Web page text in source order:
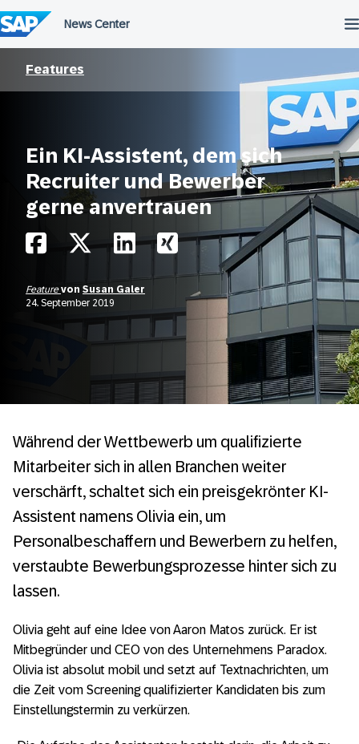
Features
Ein KI-Assistent, dem sich
Recruiter und Bewerber
gerne anvertrauen
Featurevon Susan Galer
24. September 2019
Während der Wettbewerb um qualifizierte
Mitarbeiter sich in allen Branchen weiter
verschärft, schaltet sich ein preisgekrönter KI-
Assistent namens Olivia ein, um
Personalbeschaffern und Bewerbern zu helfen,
verstaubte Bewerbungsprozesse hinter sich zu
lassen.
Olivia geht auf eine Idee von Aaron Matos zurück. Er ist
Mitbegründer und CEO von des Unternehmens Paradox.
Olivia ist absolut mobil und setzt auf Textnachrichten, um
die Zeit vom Screening qualifizierter Kandidaten bis zum
Einstellungstermin zu verkürzen.